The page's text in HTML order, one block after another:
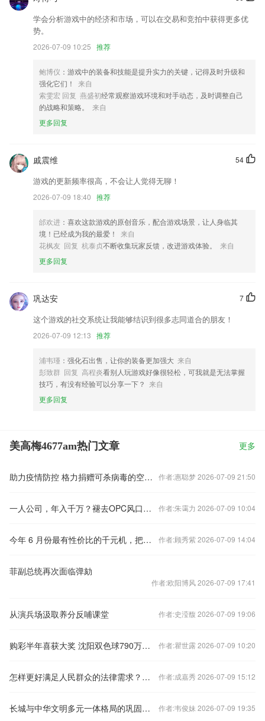
商店进行打分评论，说出您的使用经历，以帮助我们更好的对产品进行优
化修改。
新的拼图样式，这个样式并且支持画幅自适应
优化教育培育
修复默认工时无法保存为0的bug
增加企业通讯录
联系我们
修改。
学会分析游戏中的经济和市场，可以在交易和竞拍中获得更多优
势。
2026-07-09 10:25 推荐
鲍博仪 ：游戏中的装备和技能是提升实力的关键，记得及时升级和
强化它们！
来自
索雯宏 回复 燕盛初经常观察游戏环境和对手动态，及时调整自己
的战略和策略。
来自
更多回复
54
戚震维
游戏的更新频率很高，不会让人觉得无聊！
2026-07-09 18:40 推荐
邰欢进 ：喜欢这款游戏的原创音乐，配合游戏场景，让人身临其
境！已经成为我的最爱！
来自
花枫友 回复 杭泰贞不断收集玩家反馈，改进游戏体验。
来自
更多回复
7
巩达安
这个游戏的社交系统让我能够结识到很多志同道合的朋友！
2026-07-09 12:13 推荐
浦韦瑾 ：强化石出售，让你的装备更加强大 来自
彭致群 回复 高程炎看别人玩游戏好像很轻松，可我就是无法掌握
技巧，有没有经验可以分享一下？ 来自
更多回复
美高梅4677am热门文章 更多
助力疫情防控 格力捐赠可杀病毒的空气净化器 作者:惠聪梦 2026-07-09 21:50
一人公司，年入千万？褪去OPC风口滤镜：少数暴富，多数难解商业困局 作者:朱霭力 2026-07-09 10:04
今年 6 月份最有性价比的千元机，把我看呆了 作者:顾秀紫 2026-07-09 14:04
菲副总统再次面临弹劾
作者:欧阳博风 2026-07-09 17:41
从演兵场汲取养分反哺课堂 作者:史滢馥 2026-07-09 19:06
购彩半年喜获大奖 沈阳双色球790万大奖得主喜领奖 作者:瞿世露 2026-07-09 10:20
怎样更好满足人民群众的法律需求？——全国人大常委会组成人员为法律援助工作“支招” 作者:成嘉秀 2026-07-09 15:12
长城与中华文明多元一体格局的巩固发展 作者:韦俊妹 2026-07-09 19:35